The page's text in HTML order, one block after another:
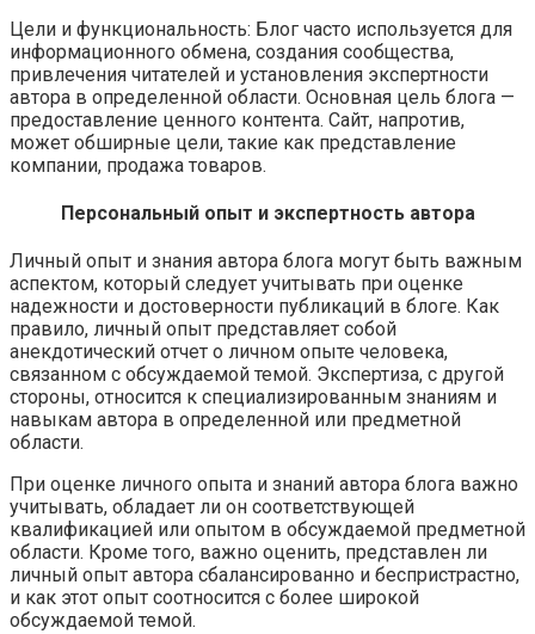
Цели и функциональность: Блог часто используется для
информационного обмена, создания сообщества,
привлечения читателей и установления экспертности
автора в определенной области. Основная цель блога —
предоставление ценного контента. Сайт, напротив,
может обширные цели, такие как представление
компании, продажа товаров.
Персональный опыт и экспертность автора
Личный опыт и знания автора блога могут быть важным
аспектом, который следует учитывать при оценке
надежности и достоверности публикаций в блоге. Как
правило, личный опыт представляет собой
анекдотический отчет о личном опыте человека,
связанном с обсуждаемой темой. Экспертиза, с другой
стороны, относится к специализированным знаниям и
навыкам автора в определенной или предметной
области.
При оценке личного опыта и знаний автора блога важно
учитывать, обладает ли он соответствующей
квалификацией или опытом в обсуждаемой предметной
области. Кроме того, важно оценить, представлен ли
личный опыт автора сбалансированно и беспристрастно,
и как этот опыт соотносится с более широкой
обсуждаемой темой.